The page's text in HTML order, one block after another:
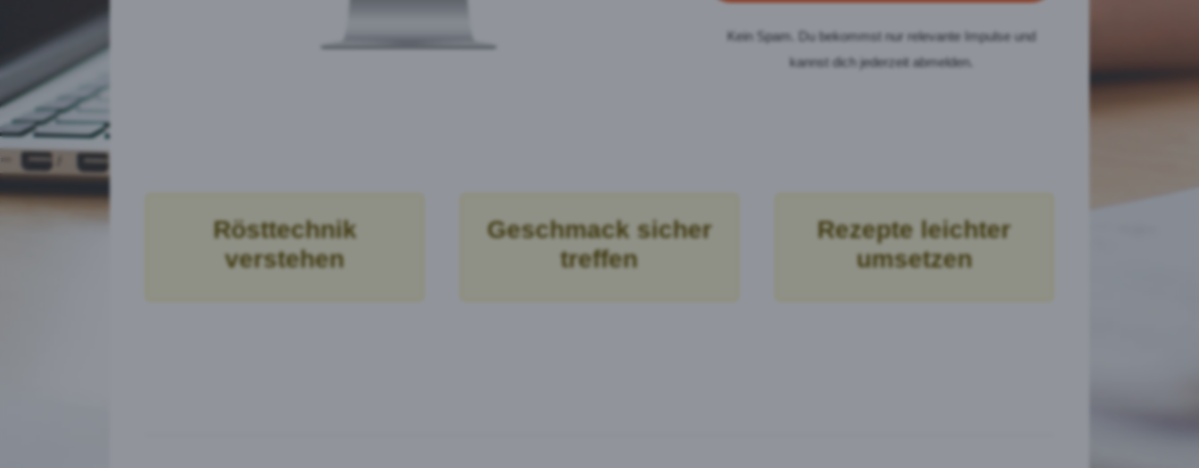
Kein Spam. Du bekommst nur relevante Impulse und
kannst dich jederzeit abmelden.
Rösttechnik
verstehen
Geschmack sicher
treffen
Rezepte leichter
umsetzen